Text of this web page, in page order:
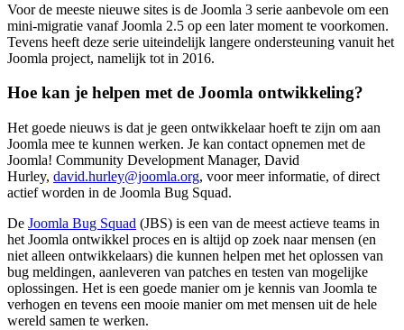
Voor de meeste nieuwe sites is de Joomla 3 serie aanbevole om een
mini-migratie vanaf Joomla 2.5 op een later moment te voorkomen.
Tevens heeft deze serie uiteindelijk langere ondersteuning vanuit het
Joomla project, namelijk tot in 2016.
Hoe kan je helpen met de Joomla ontwikkeling?
Het goede nieuws is dat je geen ontwikkelaar hoeft te zijn om aan
Joomla mee te kunnen werken. Je kan contact opnemen met de
Joomla! Community Development Manager, David
Hurley, david.hurley@joomla.org, voor meer informatie, of direct
actief worden in de Joomla Bug Squad.
De Joomla Bug Squad (JBS) is een van de meest actieve teams in
het Joomla ontwikkel proces en is altijd op zoek naar mensen (en
niet alleen ontwikkelaars) die kunnen helpen met het oplossen van
bug meldingen, aanleveren van patches en testen van mogelijke
oplossingen. Het is een goede manier om je kennis van Joomla te
verhogen en tevens een mooie manier om met mensen uit de hele
wereld samen te werken.